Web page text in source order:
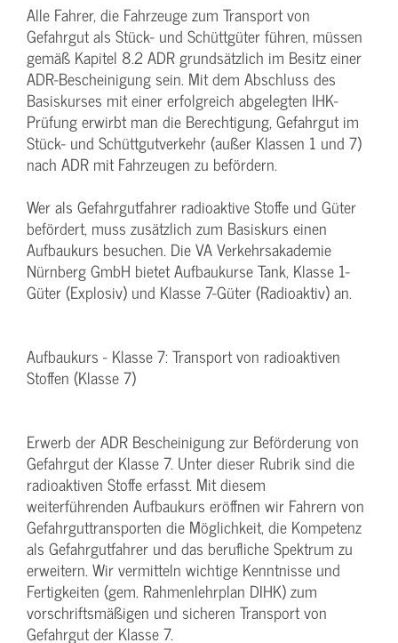
Alle Fahrer, die Fahrzeuge zum Transport von
Gefahrgut als Stück- und Schüttgüter führen, müssen
gemäß Kapitel 8.2 ADR grundsätzlich im Besitz einer
ADR-Bescheinigung sein. Mit dem Abschluss des
Basiskurses mit einer erfolgreich abgelegten IHK-
Prüfung erwirbt man die Berechtigung, Gefahrgut im
Stück- und Schüttgutverkehr (außer Klassen 1 und 7)
nach ADR mit Fahrzeugen zu befördern.
Wer als Gefahrgutfahrer radioaktive Stoffe und Güter
befördert, muss zusätzlich zum Basiskurs einen
Aufbaukurs besuchen. Die VA Verkehrsakademie
Nürnberg GmbH bietet Aufbaukurse Tank, Klasse 1-
Güter (Explosiv) und Klasse 7-Güter (Radioaktiv) an.
Aufbaukurs - Klasse 7: Transport von radioaktiven
Stoffen (Klasse 7)
Erwerb der ADR Bescheinigung zur Beförderung von
Gefahrgut der Klasse 7. Unter dieser Rubrik sind die
radioaktiven Stoffe erfasst. Mit diesem
weiterführenden Aufbaukurs eröffnen wir Fahrern von
Gefahrguttransporten die Möglichkeit, die Kompetenz
als Gefahrgutfahrer und das berufliche Spektrum zu
erweitern. Wir vermitteln wichtige Kenntnisse und
Fertigkeiten (gem. Rahmenlehrplan DIHK) zum
vorschriftsmäßigen und sicheren Transport von
Gefahrgut der Klasse 7.